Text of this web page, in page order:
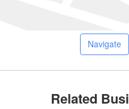
Navigate
Related